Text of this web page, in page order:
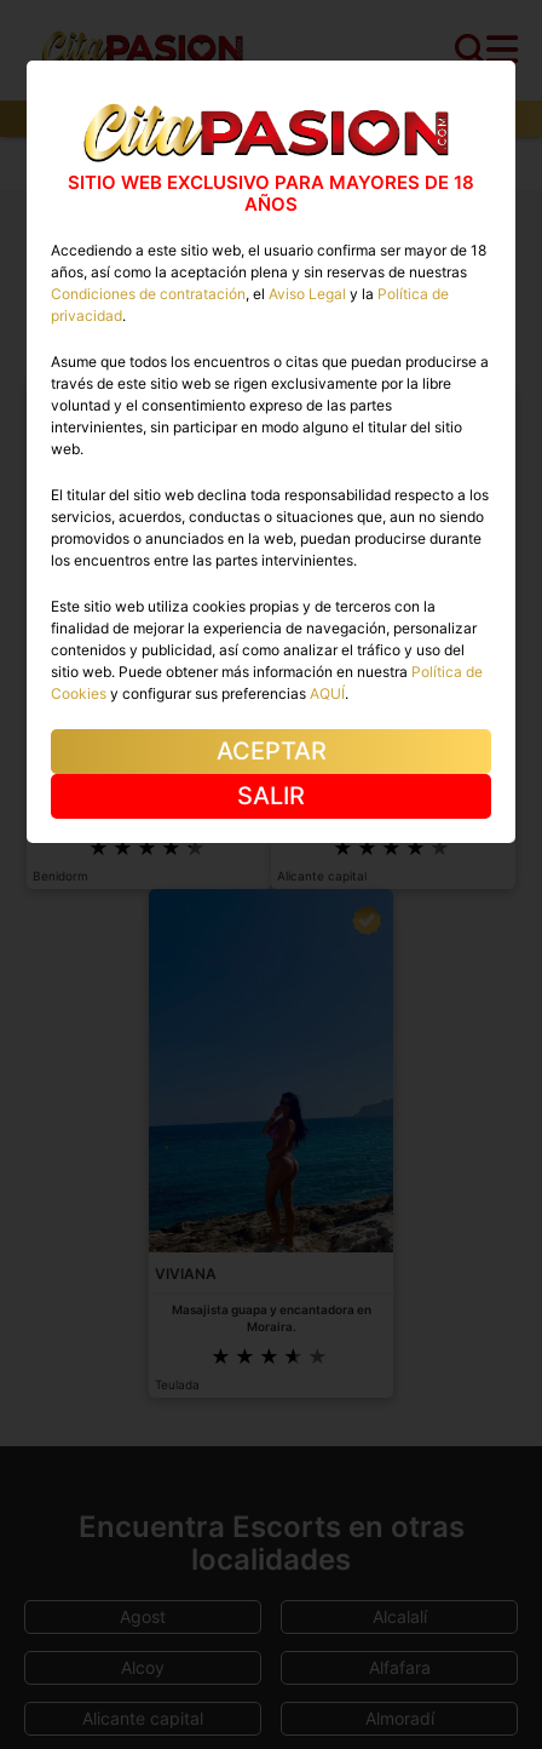
perfiles,2perfiles verificados y1con video
Cita PASION.COM
>Escorts> Alicante >Teulada
Putas Teulada. ❤️ Los mejores anuncios de Escorts
en Cita PASION.COM
Benidorm
IRENE
Alicante capital
VIVIANA
Masajista guapa y encantadora en
Moraira.
Teulada
Encuentra Escorts en otras
localidades
Agost Alcalalí
Alcoy Alfafara
Alicante capital Almoradí
SITIO WEB EXCLUSIVO PARA MAYORES DE 18
AÑOS
Accediendo a este sitio web, el usuario confirma ser mayor de 18
años, así como la aceptación plena y sin reservas de nuestras
Condiciones de contratación, elAviso Legal y la Política de
privacidad.
Asume que todos los encuentros o citas que puedan producirse a
través de este sitio web se rigen exclusivamente por la libre
voluntad y el consentimiento expreso de las partes
intervinientes, sin participar en modo alguno el titular del sitio
web.
El titular del sitio web declina toda responsabilidad respecto a los
servicios, acuerdos, conductas o situaciones que, aun no siendo
promovidos o anunciados en la web, puedan producirse durante
los encuentros entre las partes intervinientes.
Este sitio web utiliza cookies propias y de terceros con la
finalidad de mejorar la experiencia de navegación, personalizar
contenidos y publicidad, así como analizar el tráfico y uso del
sitio web. Puede obtener más información en nuestra Política de
Cookies y configurar sus preferenciasAQUÍ.
ACEPTAR
SALIR